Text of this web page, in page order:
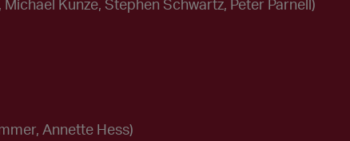
Michael Kunze, Stephen Schwartz, Peter Parnell)
Annette Hess)